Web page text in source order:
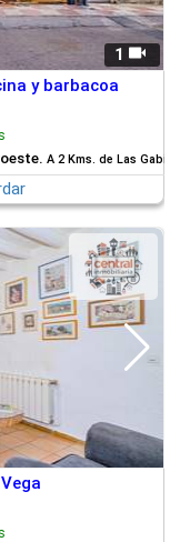
1
y barbacoa
A 2 Kms. de Las